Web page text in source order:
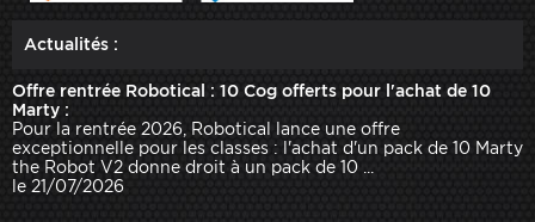
Actualités :
Offre rentrée Robotical : 10 Cog offerts pour l'achat de 10
Marty :
Pour la rentrée 2026, Robotical lance une offre
exceptionnelle pour les classes : l'achat d'un pack de 10 Marty
the Robot V2 donne droit à un pack de 10 ...
le 21/07/2026